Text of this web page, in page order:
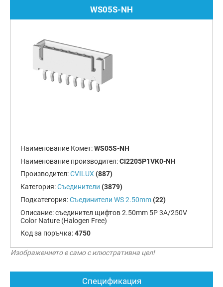
WS05S-NH
Наименование Комет:WS05S-NH
Наименование производител:CI2205P1VK0-NH
Производител:CVILUX (887)
Категория:Съединители (3879)
Подкатегория:Съединители WS 2.50mm (22)
Описание:съединител щифтов 2.50mm 5P 3A/250V
Color Nature (Halogen Free)
Код за поръчка:4750
Изображението е само с илюстративна цел!
Спецификация